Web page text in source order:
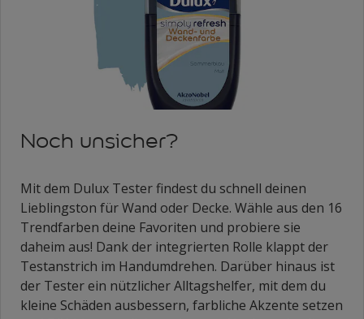
Noch unsicher?
Mit dem Dulux Tester findest du schnell deinen
Lieblingston für Wand oder Decke. Wähle aus den 16
Trendfarben deine Favoriten und probiere sie
daheim aus! Dank der integrierten Rolle klappt der
Testanstrich im Handumdrehen. Darüber hinaus ist
der Tester ein nützlicher Alltagshelfer, mit dem du
kleine Schäden ausbessern, farbliche Akzente setzen